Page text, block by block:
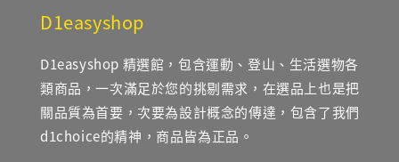
D1easyshop
D1easyshop 精選館，包含運動、登山、生活選物各
類商品，一次滿足於您的挑剔需求，在選品上也是把
關品質為首要，次要為設計概念的傳達，包含了我們
d1choice的精神，商品皆為正品。